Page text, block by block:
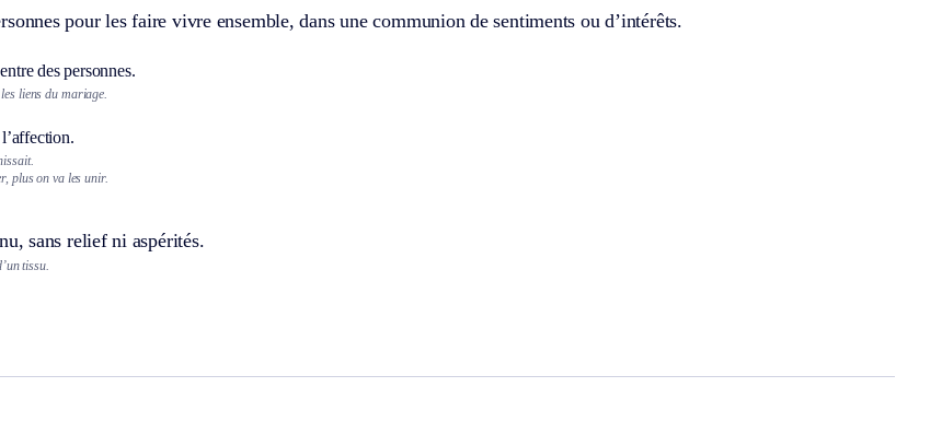
pour les faire vivre ensemble, dans une communion de sentiments ou d’intérêts.
des personnes.
liens du mariage.
plus on va les unir.
sans relief ni aspérités.
tissu.